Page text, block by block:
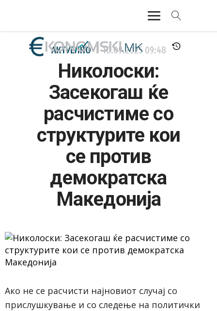
АКТУЕЛНО
ЕКОНОМИЈА
ФИНАНСИИ
БАНКАРСТВО
ЖИВОТ
АКТУЕЛНО 10.09.2025 09:48
Николоски:
Засекогаш ќе
расчистиме со
структурите кои
се против
демократска
Македонија
Ако не се расчисти најновиот случај со
прислушкување и со следење на политички